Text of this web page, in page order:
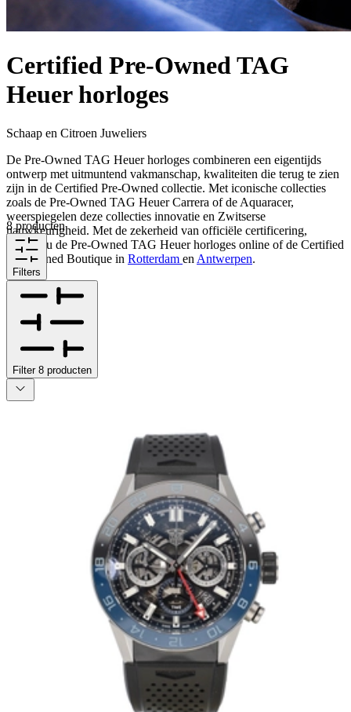
Certified Pre-Owned TAG
Heuer horloges
Schaap en Citroen Juweliers
De Pre-Owned TAG Heuer horloges combineren een eigentijds
ontwerp met uitmuntend vakmanschap, kwaliteiten die terug te zien
zijn in de Certified Pre-Owned collectie. Met iconische collecties
zoals de Pre-Owned TAG Heuer Carrera of de Aquaracer,
weerspiegelen deze collecties innovatie en Zwitserse
nauwkeurigheid. Met de zekerheid van officiële certificering,
ontdekt u de Pre-Owned TAG Heuer horloges online of de Certified
Pre-Owned Boutique in Rotterdam en Antwerpen.
8 producten
Filters
Filter 8 producten